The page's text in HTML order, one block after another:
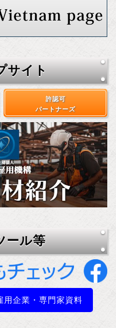
サイト
許認可
パートナーズ
ール等
企業・専門家資料